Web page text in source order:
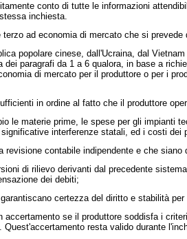
conto di tutte le informazioni
inchiesta.
ad economia di mercato che si
popolare cinese, dall'Ucraina, dal
paragrafi da 1 a 6 qualora, in base a
di mercato per il produttore o per i
in ordine al fatto che il produttore
materie prime, le spese per gli impianti
interferenze statali, ed i costi
contabile indipendente e che
di rilievo derivanti dal precedente
dei debiti;
certezza del diritto e stabilità
se il produttore soddisfa i
resta valido durante